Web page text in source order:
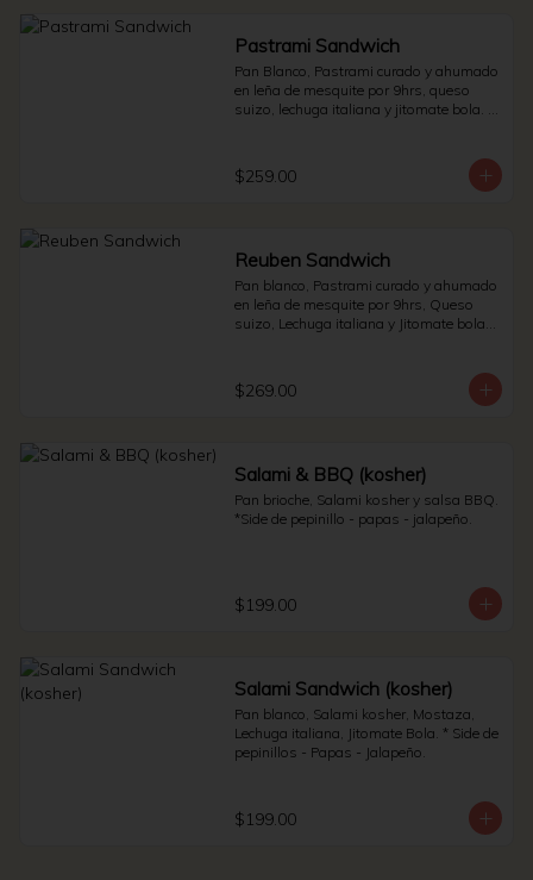
Pastrami Sandwich
Pan Blanco, Pastrami curado y ahumado
en leña de mesquite por 9hrs, queso
suizo, lechuga italiana y jitomate bola. *
$259.00
Reuben Sandwich
Pan blanco, Pastrami curado y ahumado
en leña de mesquite por 9hrs, Queso
suizo, Lechuga italiana y Jitomate bola. *
$269.00
Salami & BBQ (kosher)
Pan brioche, Salami kosher y salsa BBQ.
*Side de pepinillo - papas - jalapeño.
$199.00
Salami Sandwich (kosher)
Pan blanco, Salami kosher, Mostaza,
Lechuga italiana, Jitomate Bola. * Side de
pepinillos - Papas - Jalapeño.
$199.00